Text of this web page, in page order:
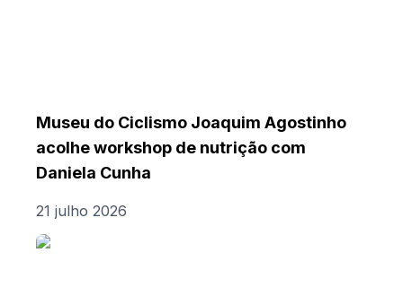
Museu do Ciclismo Joaquim Agostinho
acolhe workshop de nutrição com
Daniela Cunha
21 julho 2026